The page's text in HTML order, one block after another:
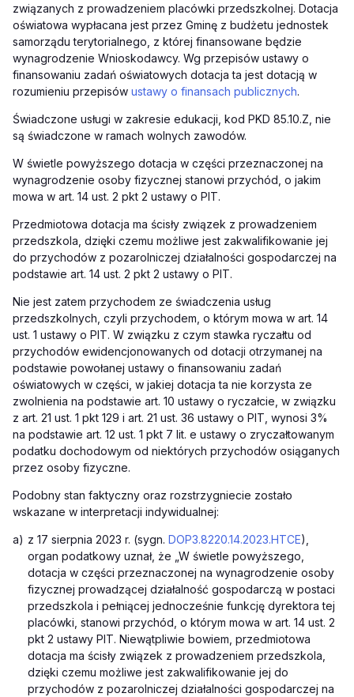
związanych z prowadzeniem placówki przedszkolnej. Dotacja
oświatowa wypłacana jest przez Gminę z budżetu jednostek
samorządu terytorialnego, z której finansowane będzie
wynagrodzenie Wnioskodawcy. Wg przepisów ustawy o
finansowaniu zadań oświatowych dotacja ta jest dotacją w
rozumieniu przepisów ustawy o finansach publicznych.
Świadczone usługi w zakresie edukacji, kod PKD 85.10.Z, nie
są świadczone w ramach wolnych zawodów.
W świetle powyższego dotacja w części przeznaczonej na
wynagrodzenie osoby fizycznej stanowi przychód, o jakim
mowa w art. 14 ust. 2 pkt 2 ustawy o PIT.
Przedmiotowa dotacja ma ścisły związek z prowadzeniem
przedszkola, dzięki czemu możliwe jest zakwalifikowanie jej
do przychodów z pozarolniczej działalności gospodarczej na
podstawie art. 14 ust. 2 pkt 2 ustawy o PIT.
Nie jest zatem przychodem ze świadczenia usług
przedszkolnych, czyli przychodem, o którym mowa w art. 14
ust. 1 ustawy o PIT. W związku z czym stawka ryczałtu od
przychodów ewidencjonowanych od dotacji otrzymanej na
podstawie powołanej ustawy o finansowaniu zadań
oświatowych w części, w jakiej dotacja ta nie korzysta ze
zwolnienia na podstawie art. 10 ustawy o ryczałcie, w związku
z art. 21 ust. 1 pkt 129 i art. 21 ust. 36 ustawy o PIT, wynosi 3%
na podstawie art. 12 ust. 1 pkt 7 lit. e ustawy o zryczałtowanym
podatku dochodowym od niektórych przychodów osiąganych
przez osoby fizyczne.
Podobny stan faktyczny oraz rozstrzygniecie zostało
wskazane w interpretacji indywidualnej:
a) z 17 sierpnia 2023 r. (sygn. DOP3.8220.14.2023.HTCE),
organ podatkowy uznał, że „W świetle powyższego,
dotacja w części przeznaczonej na wynagrodzenie osoby
fizycznej prowadzącej działalność gospodarczą w postaci
przedszkola i pełniącej jednocześnie funkcję dyrektora tej
placówki, stanowi przychód, o którym mowa w art. 14 ust. 2
pkt 2 ustawy PIT. Niewątpliwie bowiem, przedmiotowa
dotacja ma ścisły związek z prowadzeniem przedszkola,
dzięki czemu możliwe jest zakwalifikowanie jej do
przychodów z pozarolniczej działalności gospodarczej na